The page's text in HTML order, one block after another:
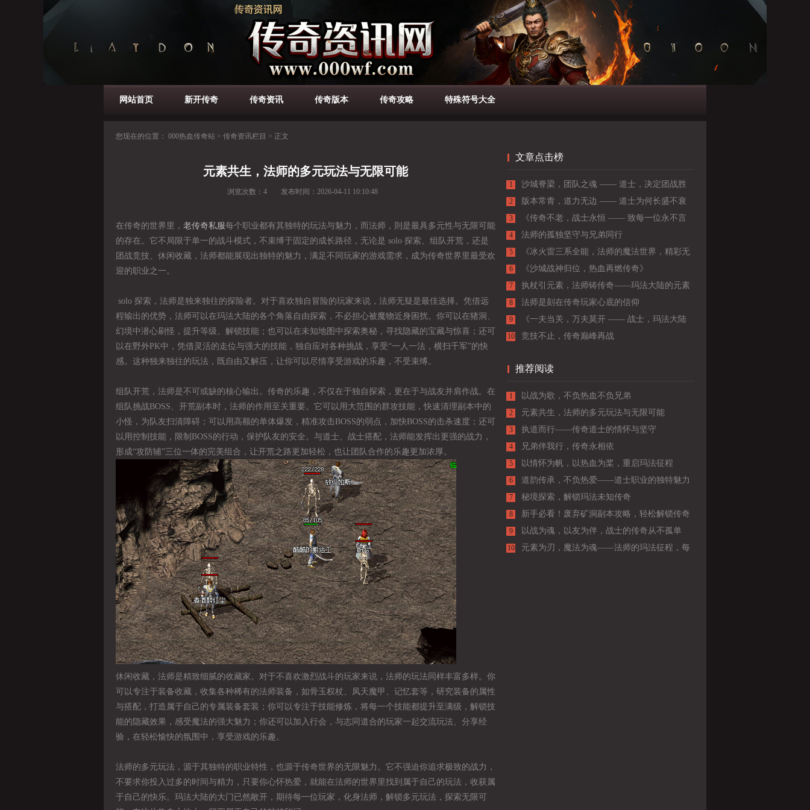
网站首页 新开传奇 传奇资讯 传奇版本 传奇攻略 特殊符号大全
您现在的位置： 000热血传奇站 > 传奇资讯栏目 > 正文
元素共生，法师的多元玩法与无限可能
浏览次数： 4 发布时间： 2026-04-11 10:10:48
在传奇的世界里， 老传奇私服每个职业都有其独特的玩法与魅力，而法师，則是最具多元性与无限可能
的存在。它不局限于单一的战斗模式，不束缚于固定的成长路径，无论是 solo 探索、组队开荒，还是
团战竞技、休闲收藏，法师都能展现出独特的魅力，满足不同玩家的游戏需求，成为传奇世界里最受欢
迎的职业之一。
solo 探索，法师是独来独往的探险者。对于喜欢独自冒险的玩家来说，法师无疑是最佳选择。凭借远
程输出的优势，法师可以在玛法大陆的各个角落自由探索，不必担心被魔物近身困扰。你可以在猪洞、
幻境中潜心刷怪，提升等级、解锁技能；也可以在未知地图中探索奥秘，寻找隐藏的宝藏与惊喜；还可
以在野外PK中，凭借灵活的走位与强大的技能，独自应对各种挑战，享受“一人一法，横扫千军”的快
感。这种独来独往的玩法，既自由又解压，让你可以尽情享受游戏的乐趣，不受束缚。
组队开荒，法师是不可或缺的核心输出。传奇的乐趣，不仅在于独自探索，更在于与战友并肩作战。在
组队挑战BOSS、开荒副本时，法师的作用至关重要。它可以用大范围的群攻技能，快速清理副本中的
小怪，为队友扫清障碍；可以用高额的单体爆发，精准攻击BOSS的弱点，加快BOSS的击杀速度；还可
以用控制技能，限制BOSS的行动，保护队友的安全。与道士、战士搭配，法师能发挥出更强的战力，
形成“攻防辅”三位一体的完美组合，让开荒之路更加轻松，也让团队合作的乐趣更加浓厚。
休闲收藏，法师是精致细腻的收藏家。对于不喜欢激烈战斗的玩家来说，法师的玩法同样丰富多样。你
可以专注于装备收藏，收集各种稀有的法师装备，如骨玉权杖、凤天魔甲、记忆套等，研究装备的属性
与搭配，打造属于自己的专属装备套装；你可以专注于技能修炼，将每一个技能都提升至满级，解锁技
能的隐藏效果，感受魔法的强大魅力；你还可以加入行会，与志同道合的玩家一起交流玩法、分享经
验，在轻松愉快的氛围中，享受游戏的乐趣。
法师的多元玩法，源于其独特的职业特性，也源于传奇世界的无限魅力。它不强迫你追求极致的战力，
不要求你投入过多的时间与精力，只要你心怀热爱，就能在法师的世界里找到属于自己的玩法，收获属
于自己的快乐。玛法大陆的大门已然敞开，期待每一位玩家，化身法师，解锁多元玩法，探索无限可
文章点击榜
1
沙城脊梁，团队之魂 —— 道士，决定团战胜
负的关键
2 版本常青，道力无边 —— 道士为何长盛不衰
3
《传奇不老，战士永恒 —— 致每一位永不言
败的勇士》
4 法师的孤独坚守与兄弟同行
5
《冰火雷三系全能，法师的魔法世界，精彩无
极限！》
6 《沙城战神归位，热血再燃传奇》
7
执杖引元素，法师铸传奇——玛法大陆的元素
主宰
8 法师是刻在传奇玩家心底的信仰
9
《一夫当关，万夫莫开 —— 战士，玛法大陆
的最强守护者》
10 竞技不止，传奇巅峰再战
推荐阅读
1 以战为歌，不负热血不负兄弟
2 元素共生，法师的多元玩法与无限可能
3 执道而行——传奇道士的情怀与坚守
4 兄弟伴我行，传奇永相依
5 以情怀为帆，以热血为桨，重启玛法征程
6
道韵传承，不负热爱——道士职业的独特魅力
与成长之旅
7 秘境探索，解锁玛法未知传奇
8
新手必看！废弃矿洞副本攻略，轻松解锁传奇
入门战力
9 以战为魂，以友为伴，战士的传奇从不孤单
10
元素为刃，魔法为魂——法师的玛法征程，每